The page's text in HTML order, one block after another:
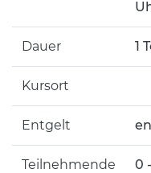
Dauer 1
Kursort
Entgelt
Teilnehmende 0